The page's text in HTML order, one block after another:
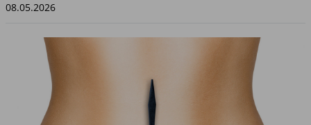
08.05.2026